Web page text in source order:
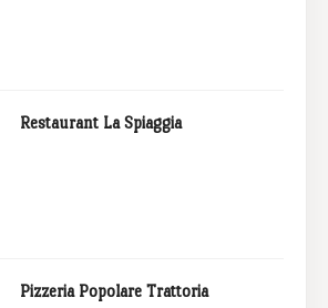
Restaurant La Spiaggia
Pizzeria Popolare Trattoria